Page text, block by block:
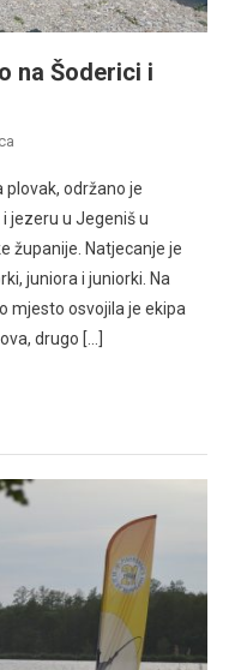
na Šoderici i
plovak, održano je
jezeru u Jegeniš u
županije. Natjecanje je
juniora i juniorki. Na
mjesto osvojila je ekipa
drugo […]